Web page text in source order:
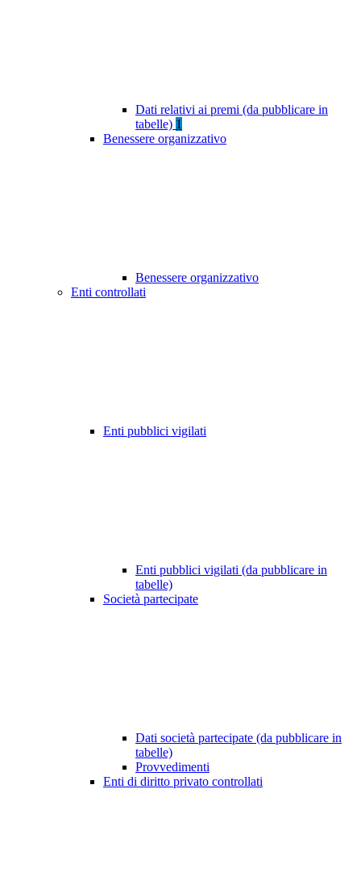
Dati relativi ai premi (da pubblicare in
tabelle) 1
Benessere organizzativo
Benessere organizzativo
Enti controllati
Enti pubblici vigilati
Enti pubblici vigilati (da pubblicare in
tabelle)
Società partecipate
Dati società partecipate (da pubblicare in
tabelle)
Provvedimenti
Enti di diritto privato controllati